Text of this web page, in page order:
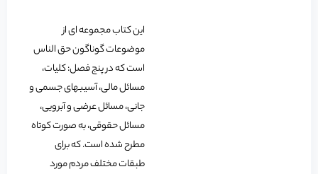
این کتاب مجموعه ای از
موضوعات گوناگون حق الناس
است که در پنج فصل: کلیات،
مسائل مالی، آسیبهای جسمی و
جانی، مسائل عرضی و آبرویی،
مسائل حقوقی، به صورت کوتاه
مطرح شده است. که برای
طبقات مختلف مردم مورد